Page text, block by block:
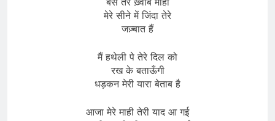
मेरे सीने में जिंदा तेरे
जज़्बात हैं
मैं हथेली पे तेरे दिल को
रख के बताऊँगी
धड़कन मेरी यारा बेताब है
आजा मेरे माही तेरी याद आ गई